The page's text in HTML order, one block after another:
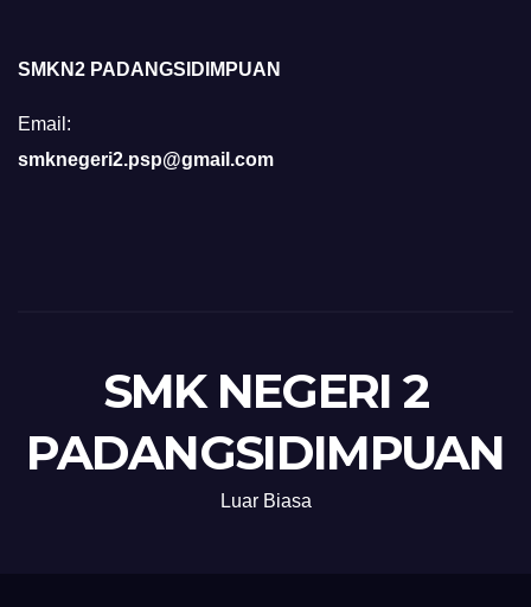
SMKN2 PADANGSIDIMPUAN
Email:
smknegeri2.psp@gmail.com
SMK NEGERI 2
PADANGSIDIMPUAN
Luar Biasa